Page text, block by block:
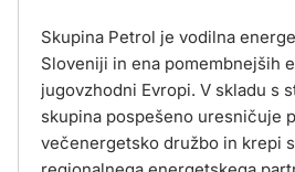
Skupina Petrol je vodilna
Sloveniji in ena pomembnejših
jugovzhodni Evropi. V skladu s
skupina pospešeno uresničuje
večenergetsko družbo in krepi